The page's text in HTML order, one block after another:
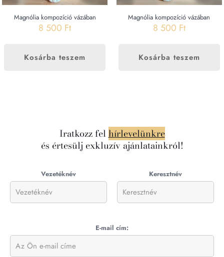
Magnólia kompozíció vázában
8 500 Ft
Kosárba teszem
Magnólia kompozíció vázában
8 500 Ft
Kosárba teszem
Iratkozz felhírlevelünkre
és értesülj exkluzív ajánlatainkról!
Vezetéknév Keresztnév
E-mail cím: